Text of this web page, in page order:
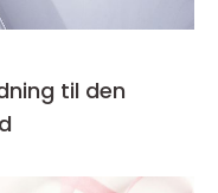
til den